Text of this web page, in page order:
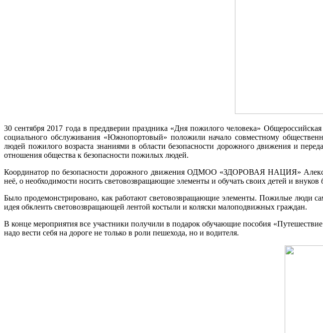
30 сентября 2017 года в преддверии праздника «Дня пожилого человека»
социального обслуживания «Южнопортовый» положили начало совместному
людей пожилого возраста знаниями в области безопасности дорожного движения и
отношения общества к безопасности пожилых людей.
Координатор по безопасности дорожного движения ОДМОО «ЗДОРОВАЯ НАЦИЯ»
неё, о необходимости носить световозвращающие элементы и обучать своих детей и
Было продемонстрировано, как работают световозвращающие элементы. Пожилые люди
идея обклеить световозвращающей лентой костыли и коляски малоподвижных граждан.
В конце мероприятия все участники получили в подарок обучающие пособия
надо вести себя на дороге не только в роли пешехода, но и водителя.